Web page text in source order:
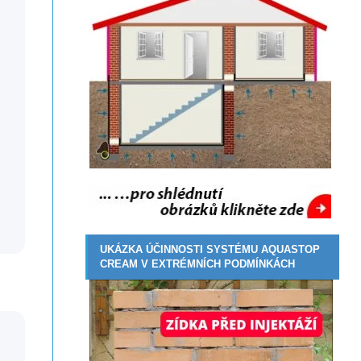
UKÁZKA ÚČINNOSTI SYSTÉMU AQUASTOP
CREAM V EXTRÉMNÍCH PODMÍNKÁCH